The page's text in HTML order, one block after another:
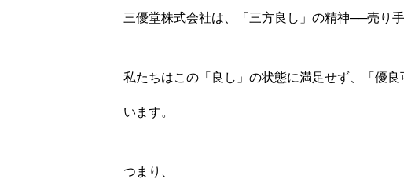
三優堂株式会社は、「三方良し」の精神──売り
私たちはこの「良し」の状態に満足せず、「優
います。
つまり、